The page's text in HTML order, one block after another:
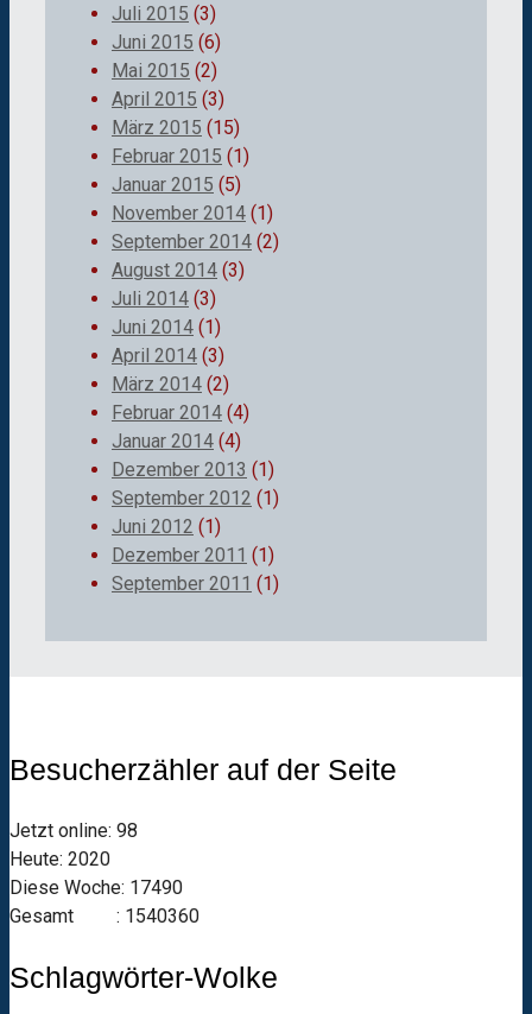
Juli 2015 (3)
Juni 2015 (6)
Mai 2015 (2)
April 2015 (3)
März 2015 (15)
Februar 2015 (1)
Januar 2015 (5)
November 2014 (1)
September 2014 (2)
August 2014 (3)
Juli 2014 (3)
Juni 2014 (1)
April 2014 (3)
März 2014 (2)
Februar 2014 (4)
Januar 2014 (4)
Dezember 2013 (1)
September 2012 (1)
Juni 2012 (1)
Dezember 2011 (1)
September 2011 (1)
Besucherzähler auf der Seite
Jetzt online: 98
Heute: 2020
Diese Woche: 17490
Gesamt : 1540360
Schlagwörter-Wolke